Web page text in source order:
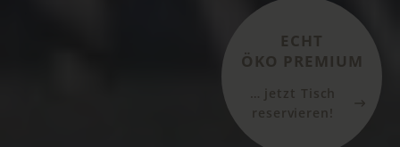
ECHT
ÖKO PREMIUM
… jetzt Tisch
reservieren!